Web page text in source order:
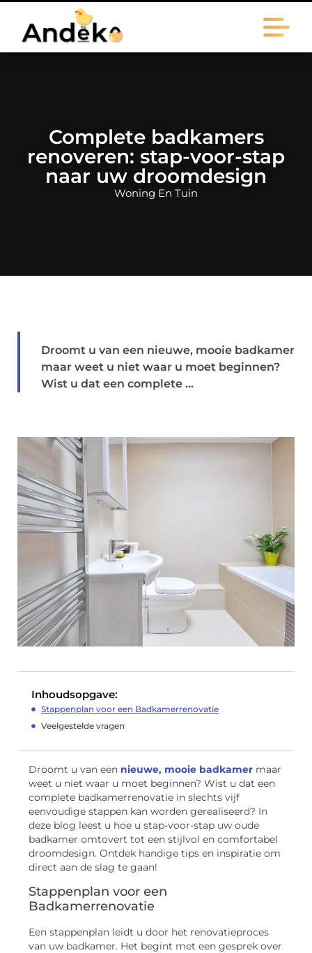
Complete badkamers
renoveren: stap-voor-stap
naar uw droomdesign
Woning En Tuin
Droomt u van een nieuwe, mooie badkamer
maar weet u niet waar u moet beginnen?
Wist u dat een complete ...
Inhoudsopgave:
Stappenplan voor een Badkamerrenovatie
Veelgestelde vragen
Droomt u van een nieuwe, mooie badkamer maar
weet u niet waar u moet beginnen? Wist u dat een
complete badkamerrenovatie in slechts vijf
eenvoudige stappen kan worden gerealiseerd? In
deze blog leest u hoe u stap-voor-stap uw oude
badkamer omtovert tot een stijlvol en comfortabel
droomdesign. Ontdek handige tips en inspiratie om
direct aan de slag te gaan!
Stappenplan voor een
Badkamerrenovatie
Een stappenplan leidt u door het renovatieproces
van uw badkamer. Het begint met een gesprek over